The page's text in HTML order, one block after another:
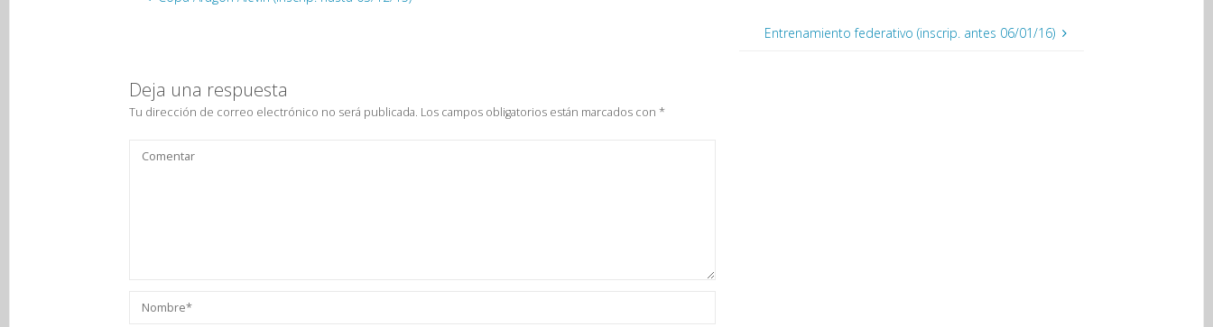
Entrenamiento federativo (inscrip. antes 06/01/16)
Deja una respuesta
Tu dirección de correo electrónico no será publicada. Los campos obligatorios están marcados con*